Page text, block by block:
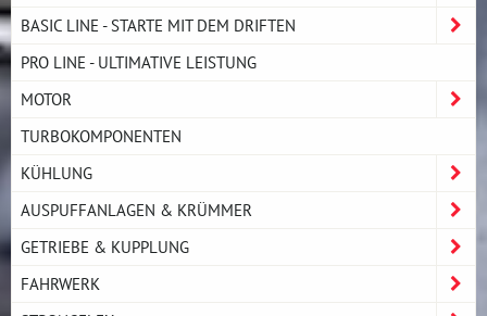
BASIC LINE - STARTE MIT DEM DRIFTEN
PRO LINE - ULTIMATIVE LEISTUNG
MOTOR
TURBOKOMPONENTEN
KÜHLUNG
AUSPUFFANLAGEN & KRÜMMER
GETRIEBE & KUPPLUNG
FAHRWERK